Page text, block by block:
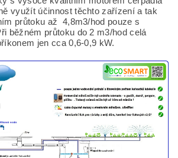
využít účinnost těchto zařízení a tak
průtoku až 4,8m3/hod pouze s
běžném průtoku do 2 m3/hod celá
jen cca 0,6-0,9 kW.